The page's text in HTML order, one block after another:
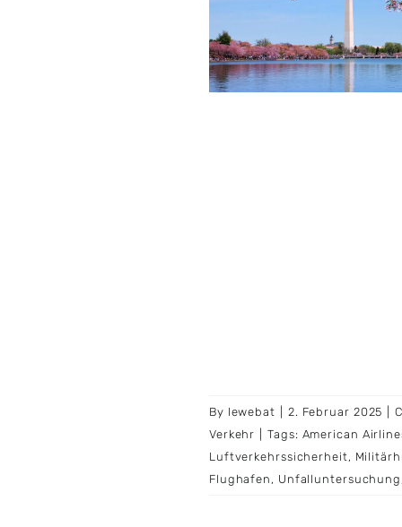
By lewebat 2. Februar 2025
Verkehr
Tags: American
Luftverkehrssicherheit,
Flughafen , Unfalluntersuchung